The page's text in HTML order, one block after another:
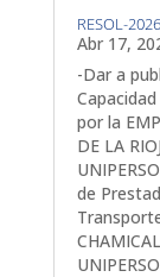
RESOL-
Abr 17,
-Dar a
por la
DE LA
de